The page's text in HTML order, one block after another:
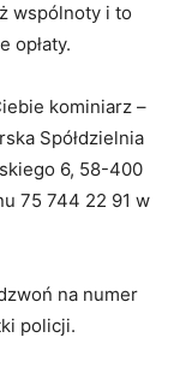
wspólnoty i to
opłaty.
kominiarz –
Spółdzielnia
6, 58-400
75 744 22 91 w
na numer
policji.